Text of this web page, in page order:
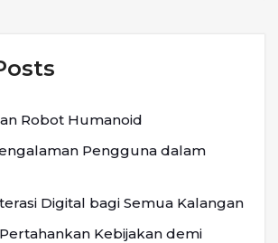
Robot Humanoid
Pengguna dalam
Digital bagi Semua Kalangan
Kebijakan demi